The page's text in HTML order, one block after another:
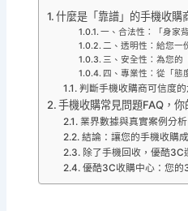
什麼是「靠譜」的手機收購
一、合法性：「身家
二、透明性：給您一
三、安全性：為您的
四、專業性：從「態
判斷手機收購商可信度
手機收購常見問題FAQ，
業界數據與真實案例分析
結論：讓您的手機收購
除了手機回收，優酷3C
優酷3C收購中心：您的